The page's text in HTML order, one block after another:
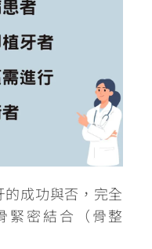
成功與否，完全
緊密結合（骨整